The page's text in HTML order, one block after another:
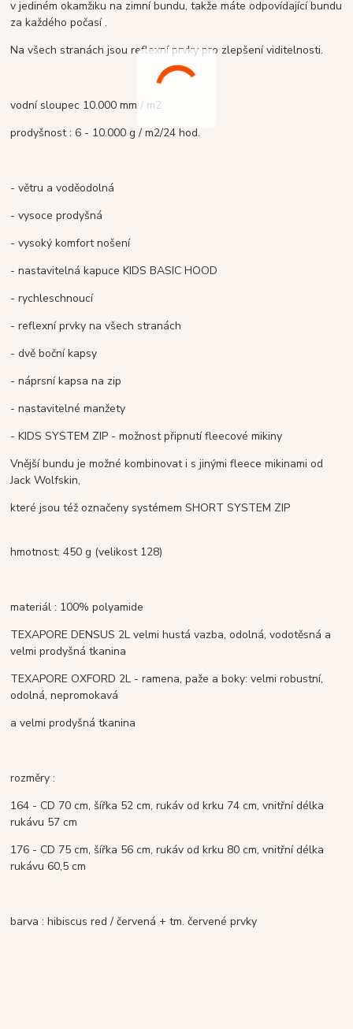
v jediném okamžiku na zimní bundu, takže máte odpovídající bundu
za každého počasí .
Na všech stranách jsou reflexní prvky pro zlepšení viditelnosti.
vodní sloupec 10.000 mm / m2
prodyšnost : 6 - 10.000 g / m2/24 hod.
- větru a voděodolná
- vysoce prodyšná
- vysoký komfort nošení
- nastavitelná kapuce KIDS BASIC HOOD
- rychleschnoucí
- reflexní prvky na všech stranách
- dvě boční kapsy
- náprsní kapsa na zip
- nastavitelné manžety
- KIDS SYSTEM ZIP - možnost připnutí fleecové mikiny
Vnější bundu je možné kombinovat i s jinými fleece mikinami od
Jack Wolfskin,
které jsou též označeny systémem SHORT SYSTEM ZIP
hmotnost: 450 g (velikost 128)
materiál : 100% polyamide
TEXAPORE DENSUS 2Lvelmi hustá vazba, odolná, vodotěsná a
velmi prodyšná tkanina
TEXAPORE OXFORD 2L - ramena, paže a boky: velmi robustní,
odolná, nepromokavá
a velmi prodyšná tkanina
rozměry :
164 - CD 70 cm, šířka 52 cm, rukáv od krku 74 cm, vnitřní délka
rukávu 57 cm
176 - CD 75 cm, šířka 56 cm, rukáv od krku 80 cm, vnitřní délka
rukávu 60,5 cm
barva : hibiscus red / červená + tm. červené prvky